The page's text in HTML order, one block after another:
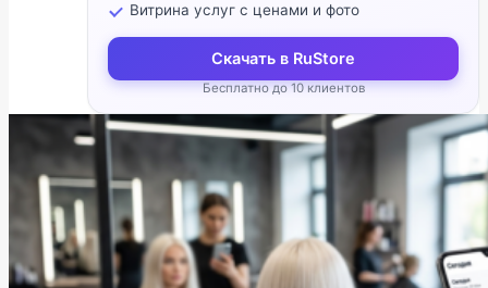
Витрина услуг с ценами и фото
Скачать в RuStore
Бесплатно до 10 клиентов